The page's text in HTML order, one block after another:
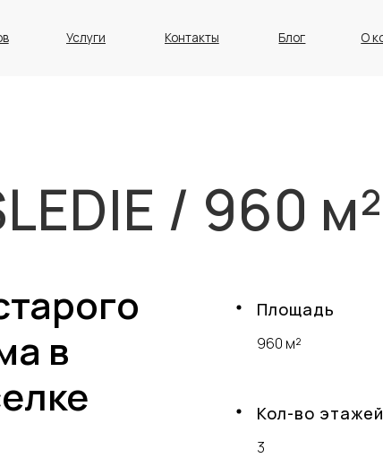
Блог О компании
/ 960 м²
в
Площадь
960 м²
Кол-во этажей
3